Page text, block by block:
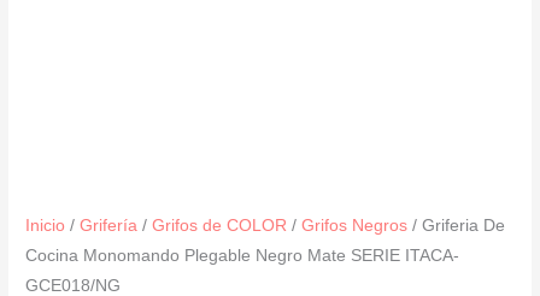
Inicio /Grifería /Grifos de COLOR /Grifos Negros / Griferia De
Cocina Monomando Plegable Negro Mate SERIE ITACA-
GCE018/NG